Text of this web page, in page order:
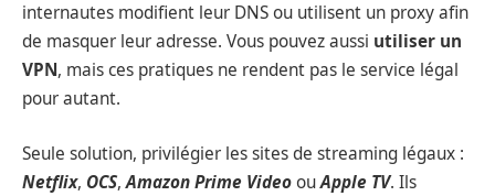
internautes modifient leur DNS ou utilisent un proxy afin
de masquer leur adresse. Vous pouvez aussi utiliser un
VPN, mais ces pratiques ne rendent pas le service légal
pour autant.
Seule solution, privilégier les sites de streaming légaux :
Netflix, OCS,Amazon Prime VideoouApple TV. Ils